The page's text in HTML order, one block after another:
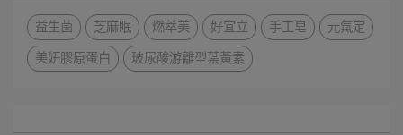
益生菌 芝麻眠 燃萃美 好宜立 手工皂 元氣定
美妍膠原蛋白 玻尿酸游離型葉黃素